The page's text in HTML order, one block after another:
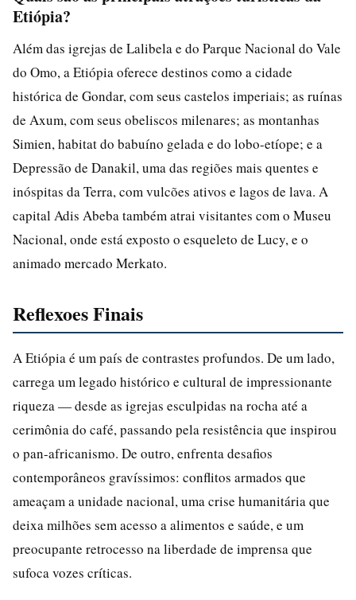
Etiópia?
Além das igrejas de Lalibela e do Parque Nacional do Vale
do Omo, a Etiópia oferece destinos como a cidade
histórica de Gondar, com seus castelos imperiais; as ruínas
de Axum, com seus obeliscos milenares; as montanhas
Simien, habitat do babuíno gelada e do lobo-etíope; e a
Depressão de Danakil, uma das regiões mais quentes e
inóspitas da Terra, com vulcões ativos e lagos de lava. A
capital Adis Abeba também atrai visitantes com o Museu
Nacional, onde está exposto o esqueleto de Lucy, e o
animado mercado Merkato.
Reflexoes Finais
A Etiópia é um país de contrastes profundos. De um lado,
carrega um legado histórico e cultural de impressionante
riqueza — desde as igrejas esculpidas na rocha até a
cerimônia do café, passando pela resistência que inspirou
o pan-africanismo. De outro, enfrenta desafios
contemporâneos gravíssimos: conflitos armados que
ameaçam a unidade nacional, uma crise humanitária que
deixa milhões sem acesso a alimentos e saúde, e um
preocupante retrocesso na liberdade de imprensa que
sufoca vozes críticas.